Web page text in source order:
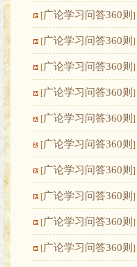
[广论学习问答360则 ]
[广论学习问答360则 ]
[广论学习问答360则 ]
[广论学习问答360则 ]
[广论学习问答360则 ]
[广论学习问答360则 ]
[广论学习问答360则 ]
[广论学习问答360则 ]
[广论学习问答360则 ]
[广论学习问答360则 ]